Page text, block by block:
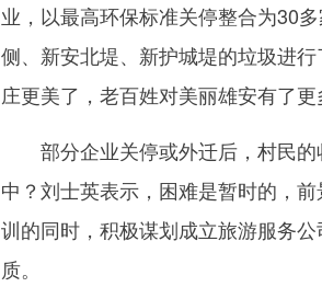
业，以最高环保标准关停整合为30
侧、新安北堤、新护城堤的垃圾进
庄更美了，老百姓对美丽雄安有了更
部分企业关停或外迁后，村民的
中？刘士英表示，困难是暂时的，
训的同时，积极谋划成立旅游服务
质。